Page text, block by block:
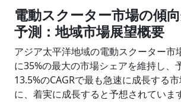
電動スクーター市場の傾
予測：地域市場展望概要
アジア太平洋地域の電動スクーター市
に35%の最大の市場シェアを維持し、
13.5%のCAGRで最も急速に成長する
に、着実に成長すると予想されていま